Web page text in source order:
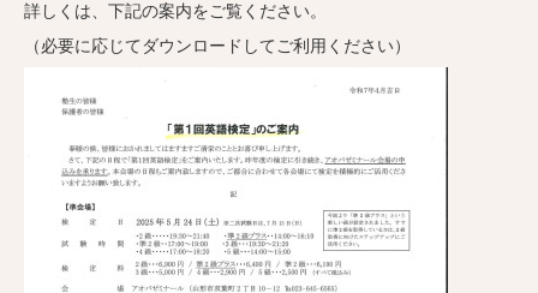
詳しくは、下記の案内をご覧ください。
（必要に応じてダウンロードしてご利用ください）